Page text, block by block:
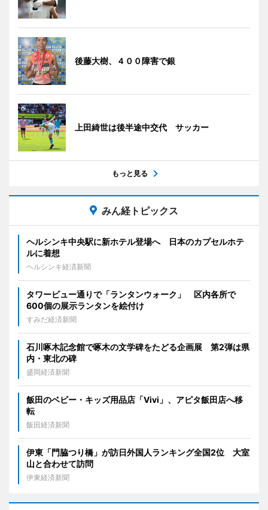
後藤大樹、４００障害で銀
上田綺世は後半途中交代 サッカー
もっと見る
みん経トピックス
ヘルシンキ中央駅に新ホテル登場へ 日本のカプセルホテ
ルに着想
ヘルシンキ経済新聞
タワービュー通りで「ランタンウォーク」 区内各所で
600個の展示ランタンを絵付け
すみだ経済新聞
石川啄木記念館で啄木の文学碑をたどる企画展 第2弾は県
内・東北の碑
盛岡経済新聞
飯田のベビー・キッズ用品店「Vivi」、アピタ飯田店へ移
転
飯田経済新聞
伊東「門脇つり橋」が訪日外国人ランキング全国2位 大室
山と合わせて訪問
伊東経済新聞